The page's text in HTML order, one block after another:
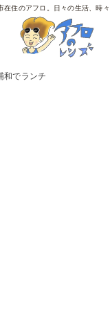
在住のアフロ。日々の生活、時々
和でランチ